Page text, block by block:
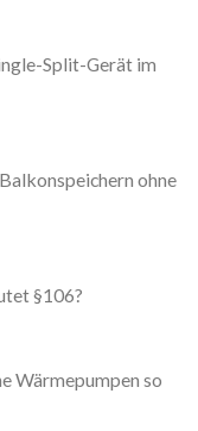
Split-Gerät im
ohne
§106?
Wärmepumpen so